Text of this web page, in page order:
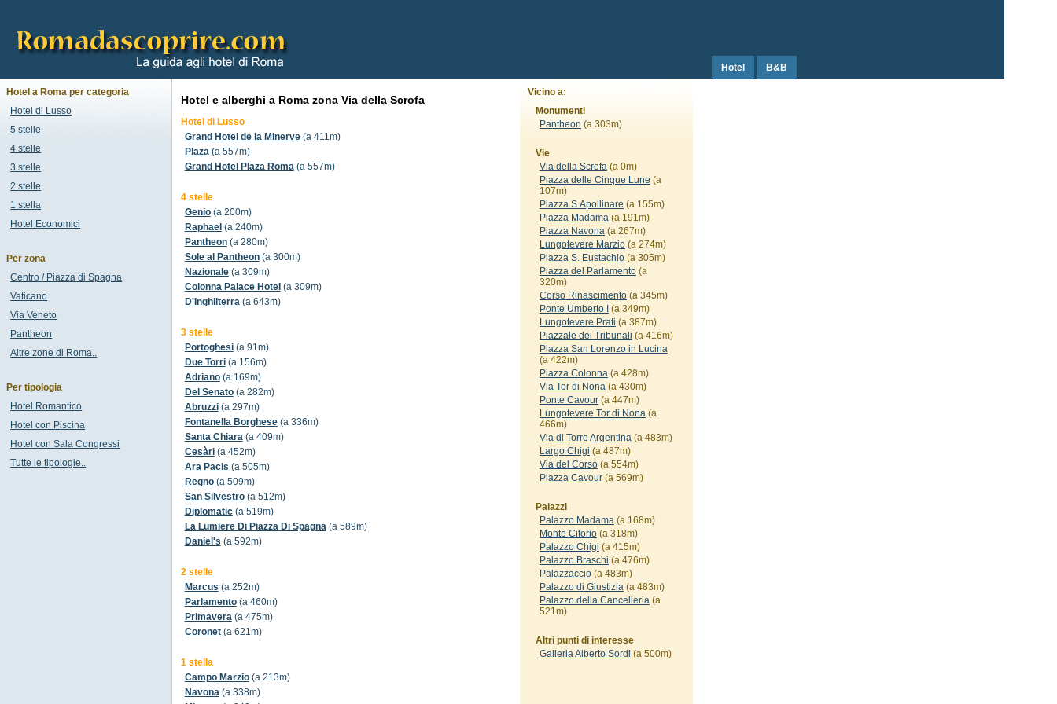
Hotel B&B
Hotel e alberghi a Roma zona Via della Scrofa
Hotel di Lusso
Grand Hotel de la Minerve(a 411m)
Plaza(a 557m)
Grand Hotel Plaza Roma(a 557m)
4 stelle
Genio(a 200m)
Raphael (a 240m)
Pantheon(a 280m)
Sole al Pantheon(a 300m)
Nazionale(a 309m)
Colonna Palace Hotel (a 309m)
D'Inghilterra(a 643m)
3 stelle
Portoghesi(a 91m)
Due Torri(a 156m)
Adriano(a 169m)
Del Senato(a 282m)
Abruzzi(a 297m)
Fontanella Borghese(a 336m)
Santa Chiara(a 409m)
Cesàri(a 452m)
Ara Pacis (a 505m)
Regno(a 509m)
San Silvestro(a 512m)
Diplomatic(a 519m)
La Lumiere Di Piazza Di Spagna(a 589m)
Daniel's (a 592m)
2 stelle
Marcus (a 252m)
Parlamento(a 460m)
Primavera(a 475m)
Coronet(a 621m)
1 stella
Campo Marzio(a 213m)
Navona(a 338m)
Vicino a:
Monumenti
Pantheon (a 303m)
Vie
Via della Scrofa(a 0m)
Piazza delle Cinque Lune (a
107m)
Piazza S.Apollinare (a 155m)
Piazza Madama(a 191m)
Piazza Navona(a 267m)
Lungotevere Marzio(a 274m)
Piazza S. Eustachio(a 305m)
Piazza del Parlamento(a
320m)
Corso Rinascimento(a 345m)
Ponte Umberto I
(a 349m)
Lungotevere Prati (a 387m)
Piazzale dei Tribunali (a 416m)
Piazza San Lorenzo in Lucina
(a 422m)
Piazza Colonna(a 428m)
Via Tor di Nona(a 430m)
Ponte Cavour(a 447m)
Lungotevere Tor di Nona(a
466m)
Via di Torre Argentina(a 483m)
Largo Chigi (a 487m)
Via del Corso(a 554m)
Piazza Cavour(a 569m)
Palazzi
Palazzo Madama(a 168m)
Monte Citorio(a 318m)
Palazzo Chigi (a 415m)
Palazzo Braschi (a 476m)
Palazzaccio(a 483m)
Palazzo di Giustizia(a 483m)
Palazzo della Cancelleria(a
521m)
Altri punti di interesse
Galleria Alberto Sordi (a 500m)
Hotel a Roma per categoria
Hotel di Lusso
5 stelle
4 stelle
3 stelle
2 stelle
1 stella
Hotel Economici
Per zona
Centro / Piazza di Spagna
Vaticano
Via Veneto
Pantheon
Altre zone di Roma..
Per tipologia
Hotel Romantico
Hotel con Piscina
Hotel con Sala Congressi
Tutte le tipologie..